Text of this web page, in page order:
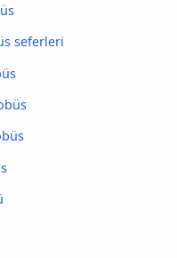
seferleri